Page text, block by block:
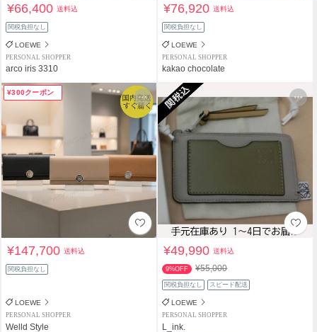
¥66,400送料込
関税負担なし
LOEWE
PERSONAL SHOPPER
arco iris 3310
¥76,920送料込
関税負担なし
LOEWE
PERSONAL SHOPPER
kakao chocolate
¥300クーポン
¥147,700送料込
関税負担なし
LOEWE
PERSONAL SHOPPER
Welld Style
¥49,990送料込
9%OFF ¥55,000
関税負担なし スピード配送
LOEWE
PERSONAL SHOPPER
L_ink.